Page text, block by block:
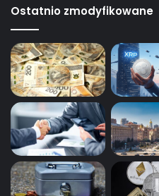
Ostatnio zmodyfikowane